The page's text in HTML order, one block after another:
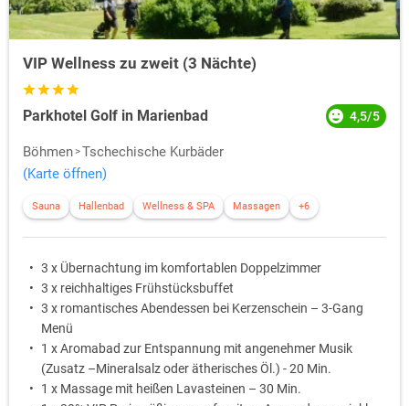
VIP Wellness zu zweit (3 Nächte)
Parkhotel Golf in Marienbad 4,5/5
Böhmen Tschechische Kurbäder
(Karte öffnen)
Sauna Hallenbad Wellness & SPA Massagen +6
3 x Übernachtung im komfortablen Doppelzimmer
3 x reichhaltiges Frühstücksbuffet
3 x romantisches Abendessen bei Kerzenschein – 3-Gang
Menü
1 x Aromabad zur Entspannung mit angenehmer Musik
(Zusatz –Mineralsalz oder ätherisches Öl.) - 20 Min.
1 x Massage mit heißen Lavasteinen – 30 Min.